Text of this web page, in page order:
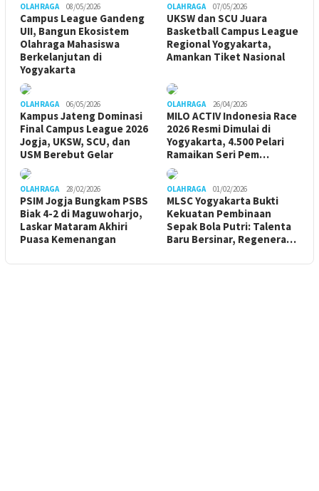
OLAHRAGA 08/05/2026
Campus League Gandeng
UII, Bangun Ekosistem
Olahraga Mahasiswa
Berkelanjutan di
Yogyakarta
OLAHRAGA 07/05/2026
UKSW dan SCU Juara
Basketball Campus League
Regional Yogyakarta,
Amankan Tiket Nasional
OLAHRAGA 06/05/2026
Kampus Jateng Dominasi
Final Campus League 2026
Jogja, UKSW, SCU, dan
USM Berebut Gelar
OLAHRAGA 26/04/2026
MILO ACTIV Indonesia Race
2026 Resmi Dimulai di
Yogyakarta, 4.500 Pelari
Ramaikan Seri Pem…
OLAHRAGA 28/02/2026
PSIM Jogja Bungkam PSBS
Biak 4-2 di Maguwoharjo,
Laskar Mataram Akhiri
Puasa Kemenangan
OLAHRAGA 01/02/2026
MLSC Yogyakarta Bukti
Kekuatan Pembinaan
Sepak Bola Putri: Talenta
Baru Bersinar, Regenera…